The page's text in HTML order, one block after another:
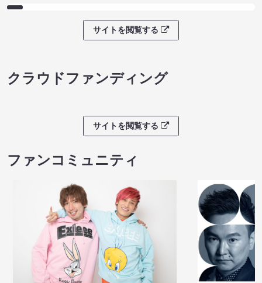
サイトを閲覧する
クラウドファンディング
サイトを閲覧する
ファンコミュニティ